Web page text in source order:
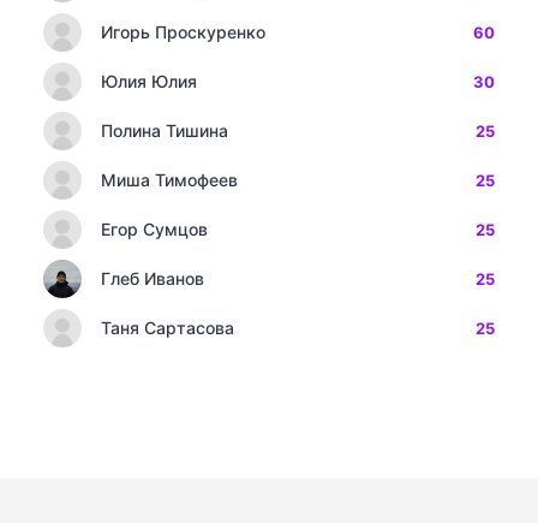
Игорь Проскуренко 60
Юлия Юлия 30
Полина Тишина 25
Миша Тимофеев 25
Егор Сумцов 25
Глеб Иванов 25
Таня Сартасова 25